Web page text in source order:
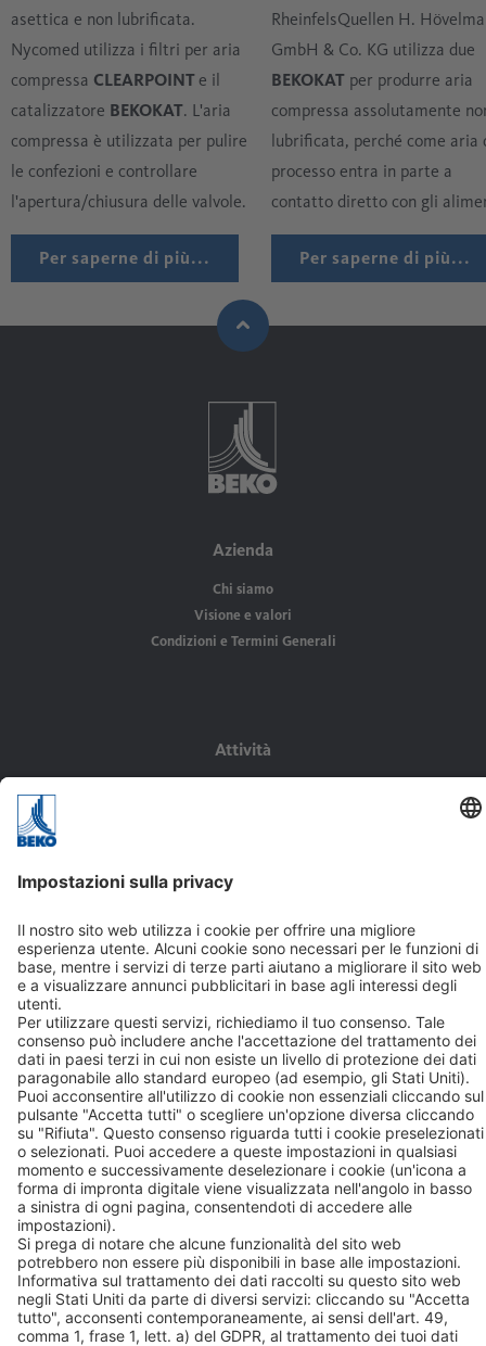
asettica e non lubrificata.
Nycomed utilizza i filtri per aria
compressa CLEARPOINT e il
catalizzatore BEKOKAT. L'aria
compressa è utilizzata per pulire
le confezioni e controllare
l'apertura/chiusura delle valvole.
Per saperne di più...
RheinfelsQuellen H.
GmbH & Co. KG utilizza due
BEKOKAT per produrre aria
compressa assolutamente
lubrificata, perché come aria
processo entra in parte a
contatto diretto con gli
Per saperne di più...
Azienda
Chi siamo
Visione e valori
Condizioni e Termini Generali
Attività
Contatto
BEKO TECHNOLOGIES S.r.l. a socio unico
Via Druento, 82
10078 – Venaria Reale (TO)
T: +39 011 4500 576
+39 011 4500 577
F: +39 011 4500 578
Contatto
Seguiteci su